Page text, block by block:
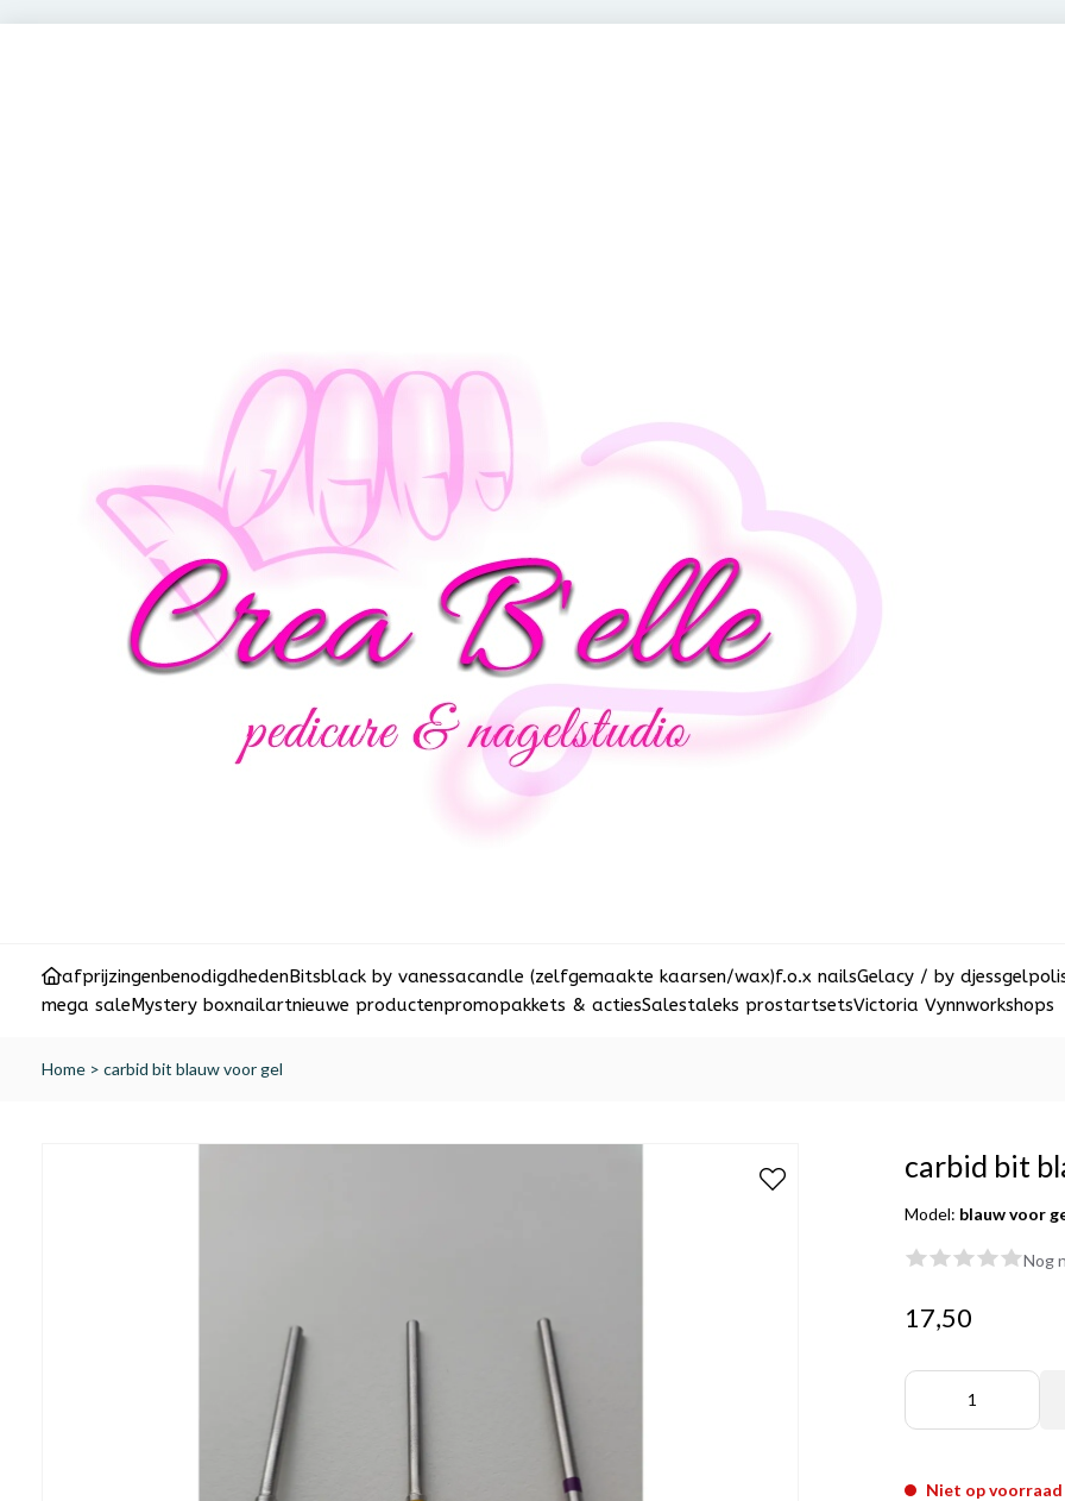
afprijzingenbenodigdhedenBitsblack by vanessacandle (zelfgemaakte kaarsen/wax)f.o.x nailsGelacy / by djess
mega saleMystery boxnailartnieuwe productenpromopakkets & actiesSalestaleks prostartsetsVictoria Vynnworkshops
Home > carbid bit blauw voor gel
carbid bit
Model: blauw voor
Nog
17,50
Niet op voorraad